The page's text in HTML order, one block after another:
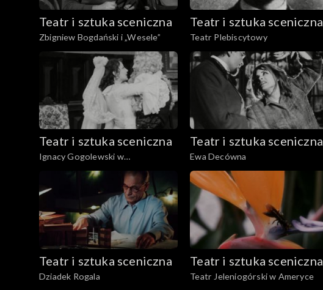
Teatr i sztuka sceniczna
Zbigniew Bogdański i „Wesele”
Teatr i sztuka sceniczna
Teatr Plebiscytowy
Teatr i sztuka sceniczna
Ignacy Gogolewski w
,,Świętoszku"
Teatr i sztuka sceniczna
Ewa Decówna
Teatr i sztuka sceniczna
Dziadek Rogala
Teatr i sztuka sceniczna
Teatr Jeleniogórski w Ameryce